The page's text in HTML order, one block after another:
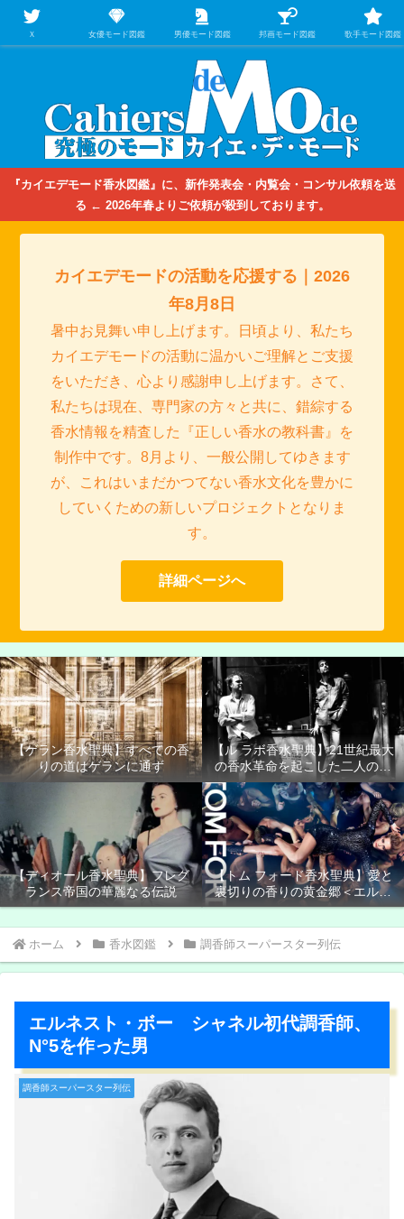
【映画/音楽の中のファッション＆香水】を徹底的に分析するファッション＆ア
パレル業界人のための学習サイト
『カイエデモード香水図鑑』に、新作発表会・内覧会・コンサル依頼を送
る ← 2026年春よりご依頼が殺到しております。
カイエデモードの活動を応援する｜2026
年8月8日
暑中お見舞い申し上げます。日頃より、私たち
カイエデモードの活動に温かいご理解とご支援
をいただき、心より感謝申し上げます。さて、
私たちは現在、専門家の方々と共に、錯綜する
香水情報を精査した『正しい香水の教科書』を
制作中です。8月より、一般公開してゆきます
が、これはいまだかつてない香水文化を豊かに
していくための新しいプロジェクトとなりま
す。
詳細ページへ
【ゲラン香水聖典】すべての香
りの道はゲランに通ず
【ル ラボ香水聖典】21世紀最大
の香水革命を起こした二人の男
たち
【ディオール香水聖典】フレグ
ランス帝国の華麗なる伝説
【トム フォード香水聖典】愛と
裏切りの香りの黄金郷＜エルド
ラド＞
ホーム 香水図鑑 調香師スーパースター列伝
エルネスト・ボー シャネル初代調香師、
N°5を作った男
調香師スーパースター列伝
Ｘ 女優モード図鑑 男優モード図鑑 邦画モード図鑑 歌手モード図鑑